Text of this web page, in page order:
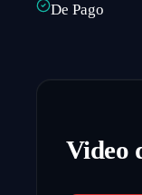
De Pago
Video